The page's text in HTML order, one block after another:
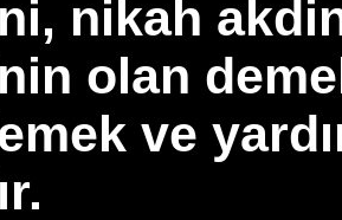
nikah
olan
ve